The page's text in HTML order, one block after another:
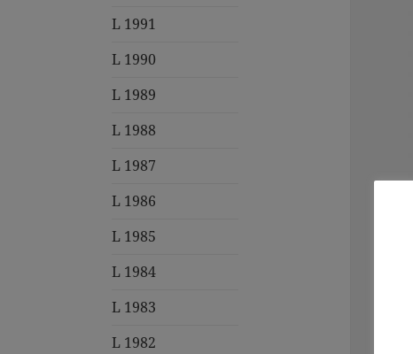
L 1991
L 1990
L 1989
L 1988
L 1987
L 1986
L 1985
L 1984
L 1983
L 1982